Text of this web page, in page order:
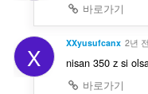
바로가기
X XXyusufcanx 2년 전
nisan 350 z si
바로가기